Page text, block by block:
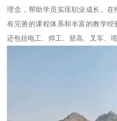
理念，帮助学员实现职业成长。
有完善的课程体系和丰富的教学经
还包括电工、焊工、登高、叉车、